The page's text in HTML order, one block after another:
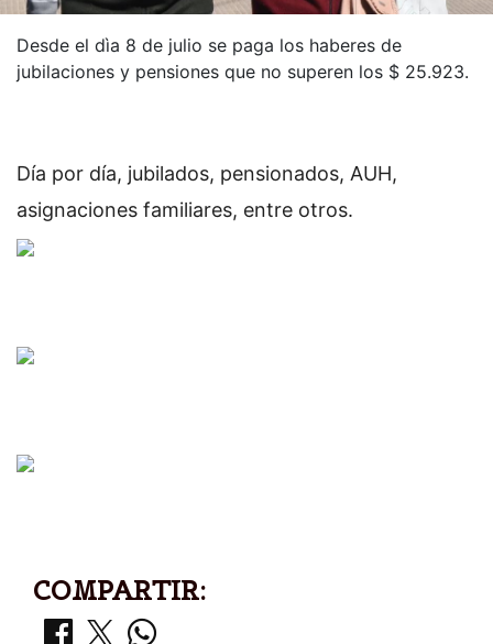
Desde el dìa 8 de julio se paga los haberes de
jubilaciones y pensiones que no superen los $ 25.923.
Día por día, jubilados, pensionados, AUH,
asignaciones familiares, entre otros.
COMPARTIR: